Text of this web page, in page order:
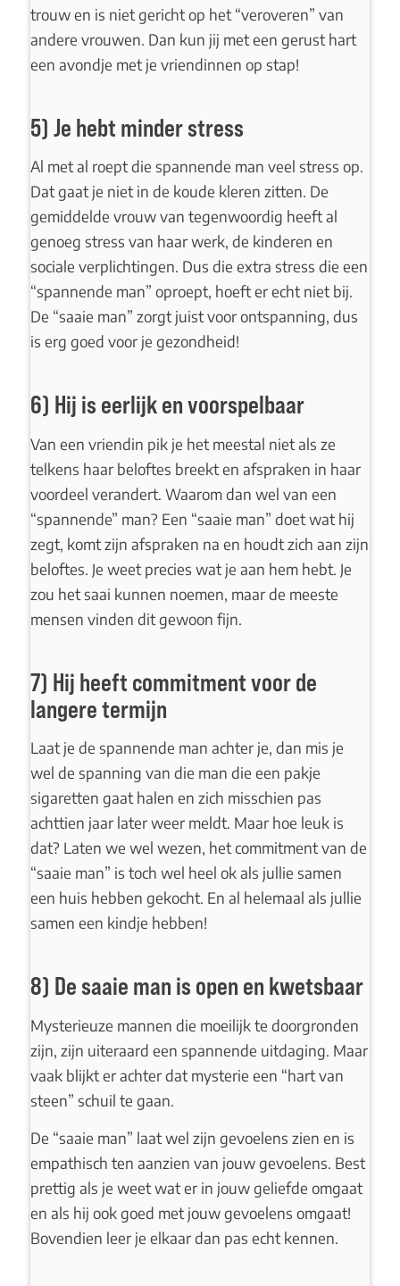
trouw en is niet gericht op het “veroveren” van
andere vrouwen. Dan kun jij met een gerust hart
een avondje met je vriendinnen op stap!
5) Je hebt minder stress
Al met al roept die spannende man veel stress op.
Dat gaat je niet in de koude kleren zitten. De
gemiddelde vrouw van tegenwoordig heeft al
genoeg stress van haar werk, de kinderen en
sociale verplichtingen. Dus die extra stress die een
“spannende man” oproept, hoeft er echt niet bij.
De “saaie man” zorgt juist voor ontspanning, dus
is erg goed voor je gezondheid!
6) Hij is eerlijk en voorspelbaar
Van een vriendin pik je het meestal niet als ze
telkens haar beloftes breekt en afspraken in haar
voordeel verandert. Waarom dan wel van een
“spannende” man? Een “saaie man” doet wat hij
zegt, komt zijn afspraken na en houdt zich aan zijn
beloftes. Je weet precies wat je aan hem hebt. Je
zou het saai kunnen noemen, maar de meeste
mensen vinden dit gewoon fijn.
7) Hij heeft commitment voor de
langere termijn
Laat je de spannende man achter je, dan mis je
wel de spanning van die man die een pakje
sigaretten gaat halen en zich misschien pas
achttien jaar later weer meldt. Maar hoe leuk is
dat? Laten we wel wezen, het commitment van de
“saaie man” is toch wel heel ok als jullie samen
een huis hebben gekocht. En al helemaal als jullie
samen een kindje hebben!
8) De saaie man is open en kwetsbaar
Mysterieuze mannen die moeilijk te doorgronden
zijn, zijn uiteraard een spannende uitdaging. Maar
vaak blijkt er achter dat mysterie een “hart van
steen” schuil te gaan.
De “saaie man” laat wel zijn gevoelens zien en is
empathisch ten aanzien van jouw gevoelens. Best
prettig als je weet wat er in jouw geliefde omgaat
en als hij ook goed met jouw gevoelens omgaat!
Bovendien leer je elkaar dan pas echt kennen.